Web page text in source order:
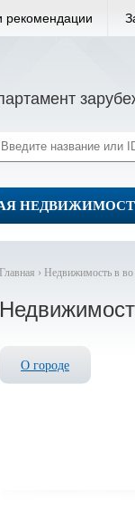
рекомендации
Главная › Недвижимость в
О городе